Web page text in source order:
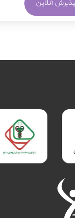
پذیرش آنلاین